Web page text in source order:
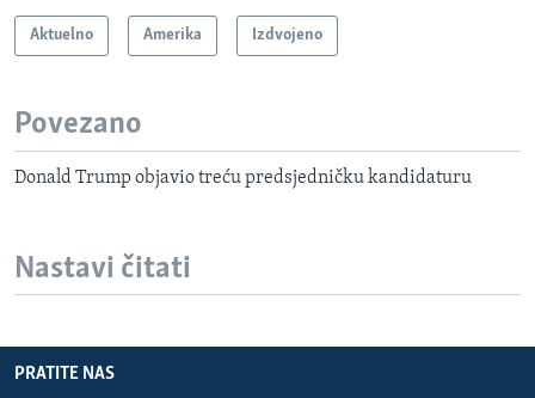
Aktuelno Amerika Izdvojeno
Povezano
Donald Trump objavio treću predsjedničku kandidaturu
Nastavi čitati
PRATITE NAS